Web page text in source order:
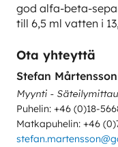
god alfa-beta-
till 6,5 ml vatten i
Ota yhteyttä
Stefan Mårtensson
Myynti -
Puhelin: +46 (0)18-
Matkapuhelin: +46